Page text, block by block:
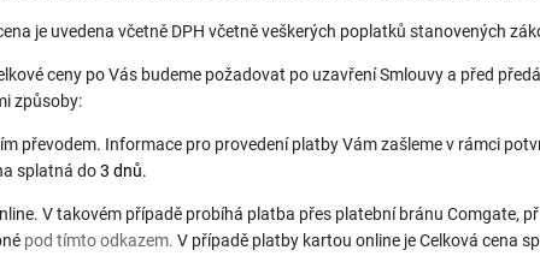
je uvedena včetně DPH včetně veškerých poplatků stanovených
ceny po Vás budeme požadovat po uzavření Smlouvy a před
způsoby:
převodem. Informace pro provedení platby Vám zašleme v rámci
splatná do3 dnů.
V takovém případě probíhá platba přes platební bránu Comgate,
pod tímto odkazem. V případě platby kartou online je Celková cena